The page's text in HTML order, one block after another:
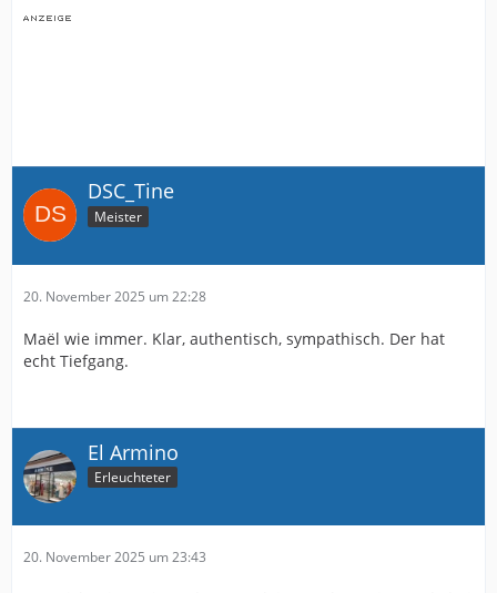
DSC_Tine
Meister
20. November 2025 um 22:28
Maël wie immer. Klar, authentisch, sympathisch. Der hat
echt Tiefgang.
El Armino
Erleuchteter
20. November 2025 um 23:43